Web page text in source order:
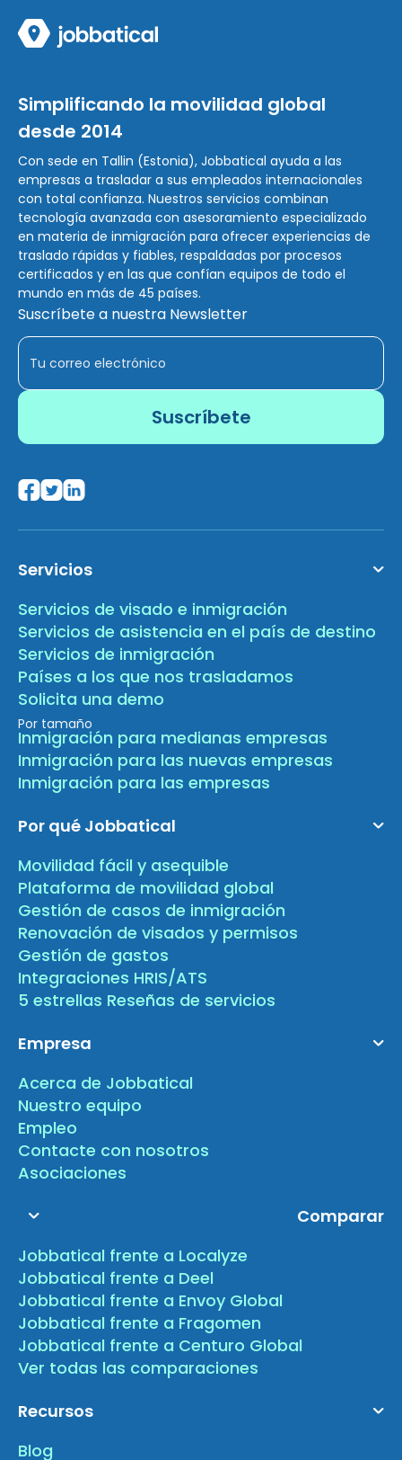
Simplificando la movilidad global
desde 2014
Con sede en Tallin (Estonia), Jobbatical ayuda a las
empresas a trasladar a sus empleados internacionales
con total confianza. Nuestros servicios combinan
tecnología avanzada con asesoramiento especializado
en materia de inmigración para ofrecer experiencias de
traslado rápidas y fiables, respaldadas por procesos
certificados y en las que confían equipos de todo el
mundo en más de 45 países.
Suscríbete a nuestra Newsletter
Servicios
Servicios de visado e inmigración
Servicios de asistencia en el país de destino
Servicios de inmigración
Países a los que nos trasladamos
Solicita una demo
Por tamaño
Inmigración para medianas empresas
Inmigración para las nuevas empresas
Inmigración para las empresas
Por qué Jobbatical
Movilidad fácil y asequible
Plataforma de movilidad global
Gestión de casos de inmigración
Renovación de visados y permisos
Gestión de gastos
Integraciones HRIS/ATS
5 estrellas Reseñas de servicios
Empresa
Acerca de Jobbatical
Nuestro equipo
Empleo
Contacte con nosotros
Asociaciones
Comparar
Jobbatical frente a Localyze
Jobbatical frente a Deel
Jobbatical frente a Envoy Global
Jobbatical frente a Fragomen
Jobbatical frente a Centuro Global
Ver todas las comparaciones
Recursos
Blog